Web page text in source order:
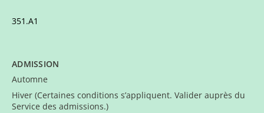
351.A1
ADMISSION
Automne
Hiver (Certaines conditions s’appliquent. Valider auprès du
Service des admissions.)